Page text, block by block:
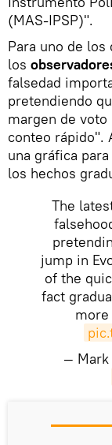
(MAS-IPSP)".
Para uno de
los
falsedad
pretendiendo
margen de
conteo rápido".
una gráfica
los hechos
The
jump in
of the
fact
more
— Mark